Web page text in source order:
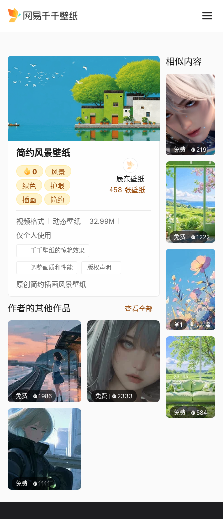
简约风景壁纸
0
风景
绿色
护眼
插画
简约
辰东壁纸
458 张壁纸
视频格式 动态壁纸
32.99M
仅个人使用
千千壁纸的惊艳效果
调整画质和性能 版权声明
原创简约插画风景壁纸
作者的其他作品 查看全部
免费 1986 免费 2333
免费 1111
相似内容
免费 2191搬搬
免费 1222豆子
￥1 叮叮当当
免费 584豆子